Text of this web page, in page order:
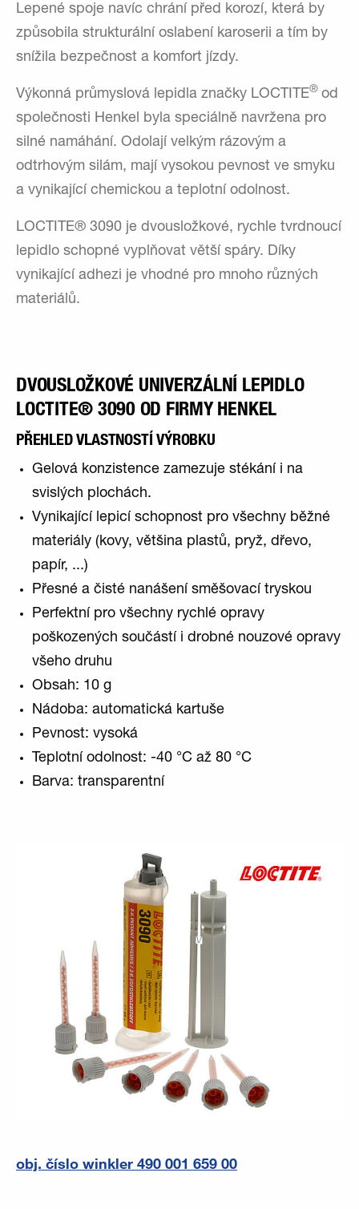
Lepené spoje navíc chrání před korozí, která by
způsobila strukturální oslabení karoserii a tím by
snížila bezpečnost a komfort jízdy.
Výkonná průmyslová lepidla značky LOCTITE® od
společnosti Henkel byla speciálně navržena pro
silné namáhání. Odolají velkým rázovým a
odtrhovým silám, mají vysokou pevnost ve smyku
a vynikající chemickou a teplotní odolnost.
LOCTITE® 3090 je dvousložkové, rychle tvrdnoucí
lepidlo schopné vyplňovat větší spáry. Díky
vynikající adhezi je vhodné pro mnoho různých
materiálů.
DVOUSLOŽKOVÉ UNIVERZÁLNÍ LEPIDLO
LOCTITE® 3090 OD FIRMY HENKEL
PŘEHLED VLASTNOSTÍ VÝROBKU
Gelová konzistence zamezuje stékání i na
svislých plochách.
Vynikající lepicí schopnost pro všechny běžné
materiály (kovy, většina plastů, pryž, dřevo,
papír, ...)
Přesné a čisté nanášení směšovací tryskou
Perfektní pro všechny rychlé opravy
poškozených součástí i drobné nouzové opravy
všeho druhu
Obsah: 10 g
Nádoba: automatická kartuše
Pevnost: vysoká
Teplotní odolnost: -40 °C až 80 °C
Barva: transparentní
obj. číslo winkler 490 001 659 00